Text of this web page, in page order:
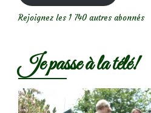
Rejoignez les 1 740 autres abonnés
Je passe à la télé!